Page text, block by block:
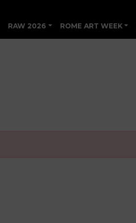
RAW 2026 ROME ART WEEK